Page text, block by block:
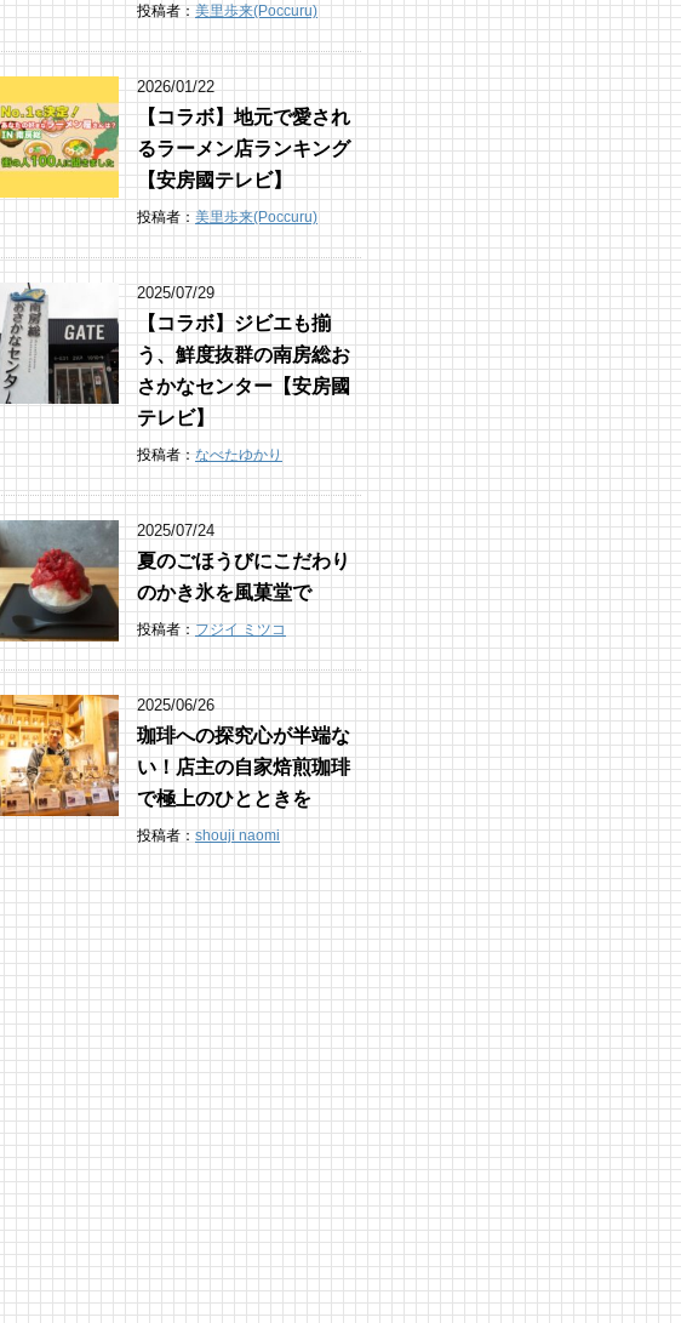
投稿者：美里歩来(Poccuru)
2026/01/22
【コラボ】地元で愛され
るラーメン店ランキング
【安房國テレビ】
投稿者：美里歩来(Poccuru)
2025/07/29
【コラボ】ジビエも揃
う、鮮度抜群の南房総お
さかなセンター【安房國
テレビ】
投稿者：なべたゆかり
2025/07/24
夏のごほうびにこだわり
のかき氷を風菓堂で
投稿者：フジイ ミツコ
2025/06/26
珈琲への探究心が半端な
い！店主の自家焙煎珈琲
で極上のひとときを
投稿者：shouji naomi